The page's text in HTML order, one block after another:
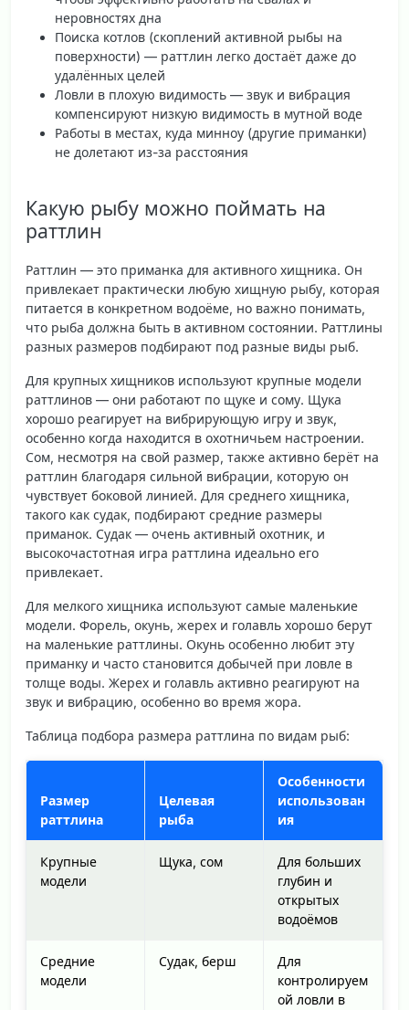
неровностях дна
Поиска котлов (скоплений активной рыбы на
поверхности) — раттлин легко достаёт даже до
удалённых целей
Ловли в плохую видимость — звук и вибрация
компенсируют низкую видимость в мутной воде
Работы в местах, куда минноу (другие приманки)
не долетают из-за расстояния
Какую рыбу можно поймать на
раттлин
Раттлин — это приманка для активного хищника. Он
привлекает практически любую хищную рыбу, которая
питается в конкретном водоёме, но важно понимать,
что рыба должна быть в активном состоянии. Раттлины
разных размеров подбирают под разные виды рыб.
Для крупных хищников используют крупные модели
раттлинов — они работают по щуке и сому. Щука
хорошо реагирует на вибрирующую игру и звук,
особенно когда находится в охотничьем настроении.
Сом, несмотря на свой размер, также активно берёт на
раттлин благодаря сильной вибрации, которую он
чувствует боковой линией. Для среднего хищника,
такого как судак, подбирают средние размеры
приманок. Судак — очень активный охотник, и
высокочастотная игра раттлина идеально его
привлекает.
Для мелкого хищника используют самые маленькие
модели. Форель, окунь, жерех и голавль хорошо берут
на маленькие раттлины. Окунь особенно любит эту
приманку и часто становится добычей при ловле в
толще воды. Жерех и голавль активно реагируют на
звук и вибрацию, особенно во время жора.
Таблица подбора размера раттлина по видам рыб:
Размер
раттлина
Целевая
рыба
Особенности
использован
ия
Крупные
модели
Щука, сом
Для больших
глубин и
открытых
водоёмов
Средние
модели
Судак, берш
Для
контролируем
ой ловли в